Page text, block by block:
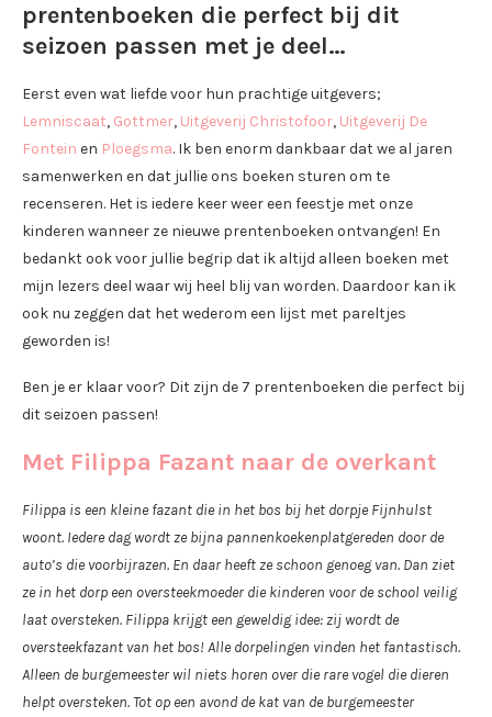
prentenboeken die perfect bij dit
seizoen passen met je deel…
Eerst even wat liefde voor hun prachtige uitgevers;
Lemniscaat, Gottmer, Uitgeverij Christofoor, Uitgeverij De
Fontein en Ploegsma. Ik ben enorm dankbaar dat we al jaren
samenwerken en dat jullie ons boeken sturen om te
recenseren. Het is iedere keer weer een feestje met onze
kinderen wanneer ze nieuwe prentenboeken ontvangen! En
bedankt ook voor jullie begrip dat ik altijd alleen boeken met
mijn lezers deel waar wij heel blij van worden. Daardoor kan ik
ook nu zeggen dat het wederom een lijst met pareltjes
geworden is!
Ben je er klaar voor? Dit zijn de 7 prentenboeken die perfect bij
dit seizoen passen!
Met Filippa Fazant naar de overkant
Filippa is een kleine fazant die in het bos bij het dorpje Fijnhulst
woont. Iedere dag wordt ze bijna pannenkoekenplatgereden door de
auto’s die voorbijrazen. En daar heeft ze schoon genoeg van. Dan ziet
ze in het dorp een oversteekmoeder die kinderen voor de school veilig
laat oversteken. Filippa krijgt een geweldig idee: zij wordt de
oversteekfazant van het bos! Alle dorpelingen vinden het fantastisch.
Alleen de burgemeester wil niets horen over die rare vogel die dieren
helpt oversteken. Tot op een avond de kat van de burgemeester